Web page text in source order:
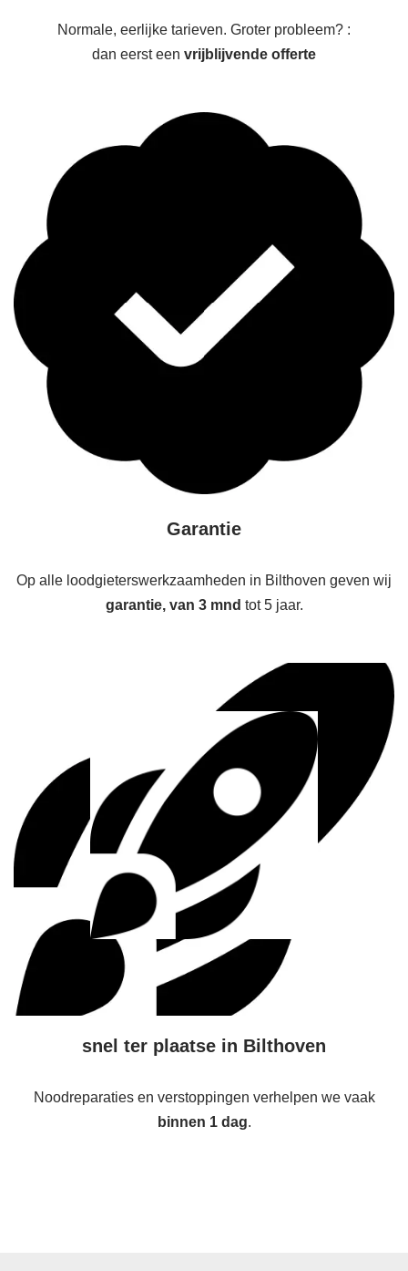
Normale, eerlijke tarieven. Groter probleem? :
dan eerst een vrijblijvende offerte
Garantie
Op alle loodgieterswerkzaamheden in Bilthoven geven wij
garantie, van 3 mnd tot 5 jaar.
snel ter plaatse in Bilthoven
Noodreparaties en verstoppingen verhelpen we vaak
binnen 1 dag.